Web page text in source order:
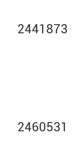
2441873
2460531